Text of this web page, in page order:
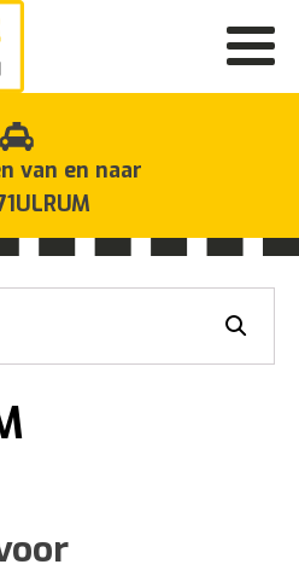
van en naar